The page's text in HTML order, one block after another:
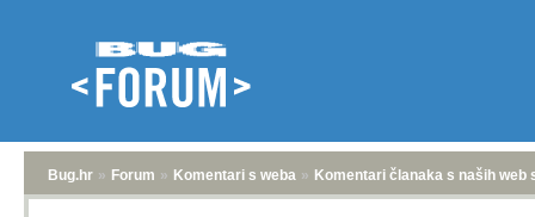
Bug.hr » Forum » Komentari s weba » Komentari članaka s naših web